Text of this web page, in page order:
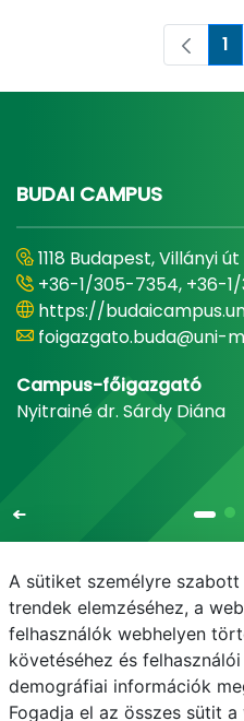
1
BUDAI CAMPUS
1118 Budapest, Villányi
+36-1/305-7354, +36-
https://
foigazgato.buda@uni-
Campus-főigazgató
Nyitrainé dr. Sárdy Diána
E-mail Telefonkönyv
Bejelentkezés
A sütiket személyre szabott
trendek elemzéséhez, a
felhasználók webhelyen
követéséhez és
demográfiai információk
Fogadja el az összes sütit